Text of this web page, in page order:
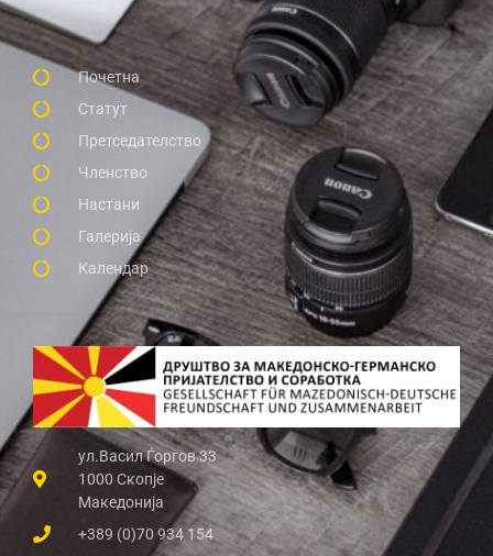
ул.Васил Ѓоргов 33
1000 Скопје
Македонија
+389 (0)70 934 154
Почетна
Статут
Претседателство
Членство
Настани
Галерија
Календар